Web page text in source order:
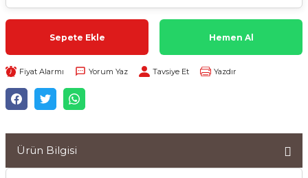
Sepete Ekle Hemen Al
Fiyat Alarmı Yorum Yaz Tavsiye Et Yazdır
Ürün Bilgisi